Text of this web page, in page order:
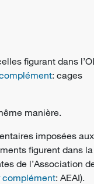
figurant dans
: cages
manière.
imposées aux
figurent dans
de l’Association
complément: AEAI).